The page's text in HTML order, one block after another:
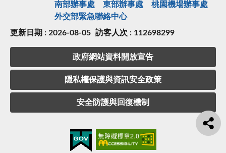
南部辦事處
東部辦事處
桃園機場辦事處
外交部緊急聯絡中⼼
更新日期 : 2026-08-05 訪客人次 : 112698299
政府網站資料開放宣告
隱私權保護與資訊安全政策
安全防護與回復機制